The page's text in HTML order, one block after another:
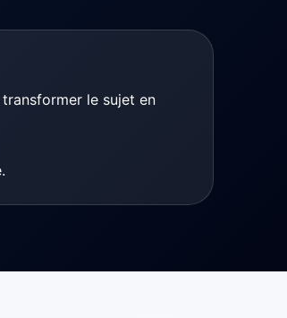
le sujet en